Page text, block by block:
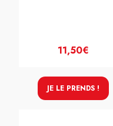
11,50€
JE LE PRENDS !